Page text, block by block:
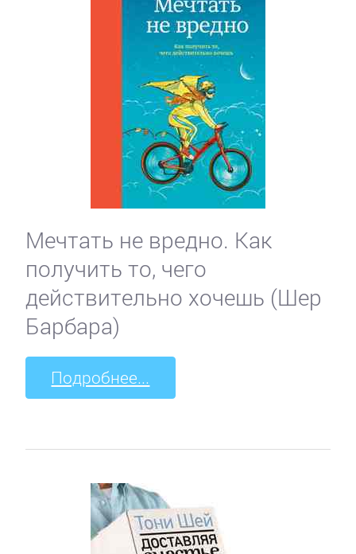
Мечтать не вредно. Как
получить то, чего
действительно хочешь (Шер
Барбара)
Подробнее...